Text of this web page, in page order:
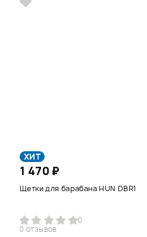
ХИТ
1 470 ₽
Щетки для барабана HUN DBR1
0
0 отзывов